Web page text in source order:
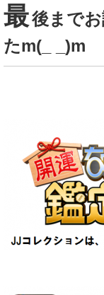
最後まで
たm(_ _)m